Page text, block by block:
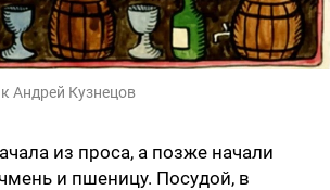
Андрей Кузнецов
из проса, а позже начали
и пшеницу. Посудой, в